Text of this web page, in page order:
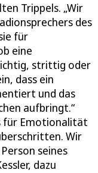
Trippels. „Wir
des
für
eine
strittig oder
dass ein
und das
aufbringt.“
für Emotionalität
Wir
seines
dazu